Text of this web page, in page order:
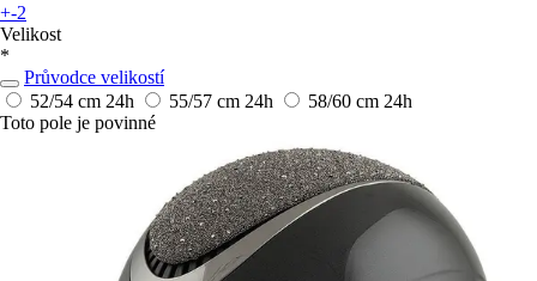
+-2
Velikost
*
Průvodce velikostí
52/54 cm 24h 55/57 cm 24h 58/60 cm 24h
Toto pole je povinné